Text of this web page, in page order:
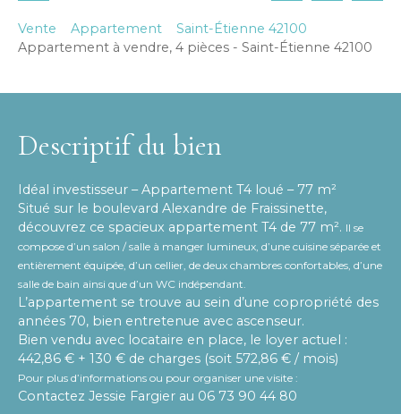
Vente Appartement
Saint-Étienne 42100
Appartement à vendre, 4 pièces - Saint-Étienne 42100
Descriptif du bien
Idéal investisseur – Appartement T4 loué – 77 m²
Situé sur le boulevard Alexandre de Fraissinette,
découvrez ce spacieux appartement T4 de 77 m². Il se
compose d’un salon / salle à manger lumineux, d’une cuisine séparée et
entièrement équipée, d’un cellier, de deux chambres confortables, d’une
salle de bain ainsi que d’un WC indépendant.
L’appartement se trouve au sein d’une copropriété des
années 70, bien entretenue avec ascenseur.
Bien vendu avec locataire en place, le loyer actuel :
442,86 € + 130 € de charges (soit 572,86 € / mois)
Pour plus d’informations ou pour organiser une visite :
Contactez Jessie Fargier au 06 73 90 44 80